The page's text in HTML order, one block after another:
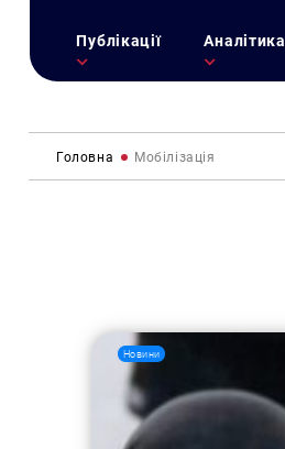
Публікації Аналітика
Головна Мобілізація
Новини